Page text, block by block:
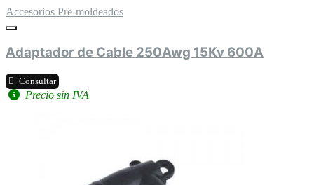
Accesorios Pre-moldeados
Adaptador de Cable 250Awg 15Kv 600A
Consultar
Precio sin IVA